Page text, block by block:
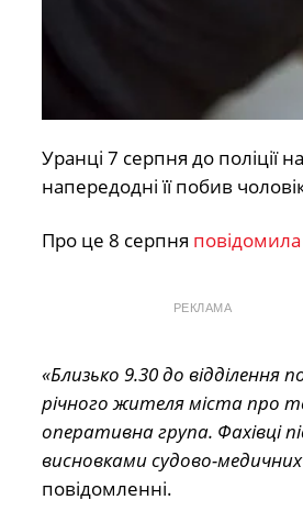
Уранці 7 серпня до поліції
напередодні її побив
Про це 8 серпня повідомила
РЕКЛАМА
«Близько 9.30 до відділення
річного жителя міста про
оперативна група. Фахівці
висновками судово-
повідомленні.